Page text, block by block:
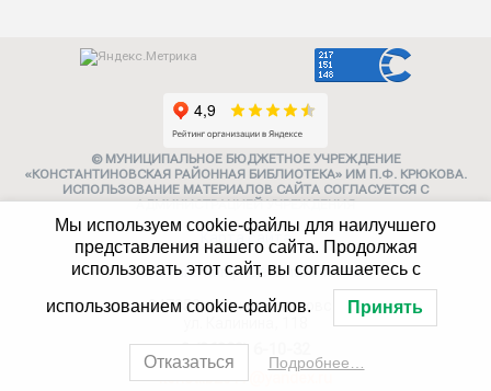
Мы используем cookie-файлы для наилучшего
представления нашего сайта. Продолжая
использовать этот сайт, вы соглашаетесь с
использованием cookie-файлов. Принять
Отказаться Подробнее…
© МУНИЦИПАЛЬНОЕ БЮДЖЕТНОЕ УЧРЕЖДЕНИЕ
«КОНСТАНТИНОВСКАЯ РАЙОННАЯ БИБЛИОТЕКА» ИМ П.Ф. КРЮКОВА.
ИСПОЛЬЗОВАНИЕ МАТЕРИАЛОВ САЙТА СОГЛАСУЕТСЯ С
АДМИНИСТРАЦИЕЙ УЧРЕЖДЕНИЯ
Карта сайта
Политика конфиденциальности
347252, г. Константиновск,
8 (86393) 6-10-32
konstlib2017@yandex.ru